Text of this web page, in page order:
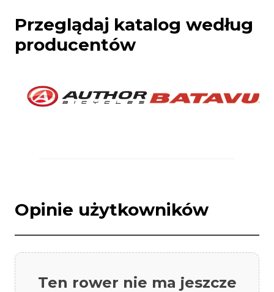
Przeglądaj katalog według
producentów
Opinie użytkowników
Ten rower nie ma jeszcze